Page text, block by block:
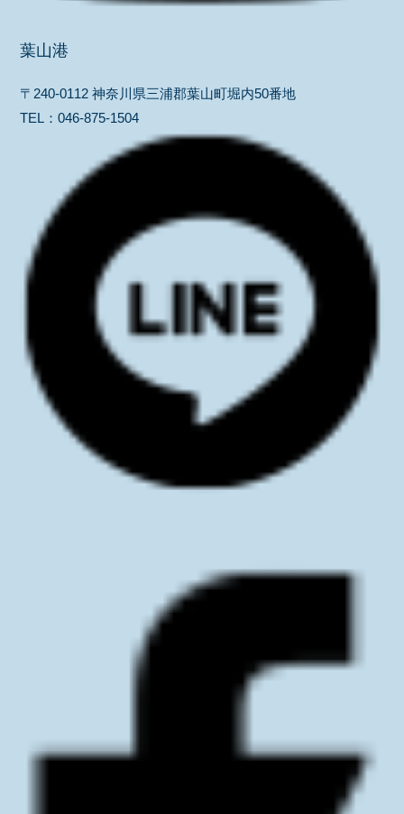
葉山港
〒240-0112 神奈川県三浦郡葉山町堀内50番地
TEL：046-875-1504